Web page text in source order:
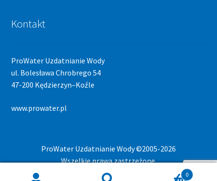
Kontakt
ProWater Uzdatnianie Wody
ul. Bolesława Chrobrego 54
47-200 Kędzierzyn–Koźle
www.prowater.pl
ProWater Uzdatnianie Wody ©2005-2026
Wszelkie prawa zastrzeżone.
0